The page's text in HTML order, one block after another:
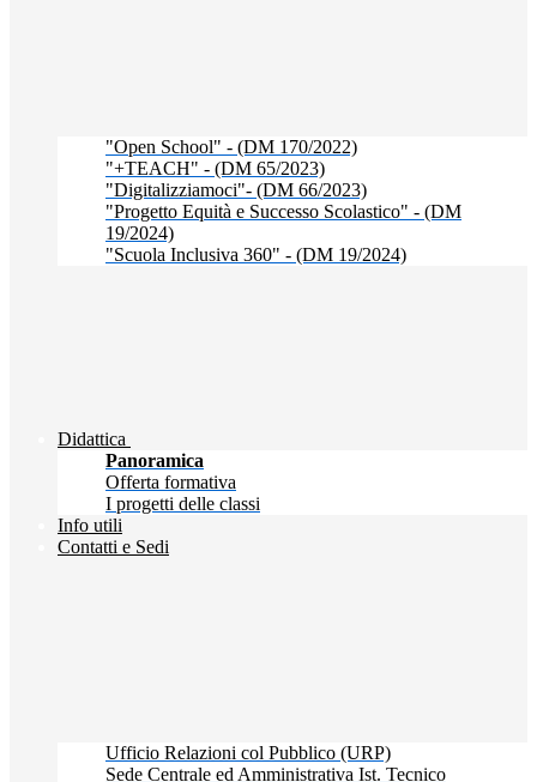
"Open School" - (DM 170/2022)
"+TEACH" - (DM 65/2023)
"Digitalizziamoci"- (DM 66/2023)
"Progetto Equità e Successo Scolastico" - (DM
19/2024)
"Scuola Inclusiva 360" - (DM 19/2024)
Didattica
Panoramica
Offerta formativa
I progetti delle classi
Info utili
Contatti e Sedi
Ufficio Relazioni col Pubblico (URP)
Sede Centrale ed Amministrativa Ist. Tecnico